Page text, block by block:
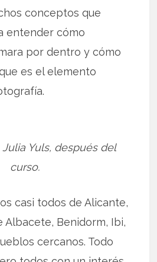
conceptos que
entender cómo
por dentro y cómo
es el elemento
Yuls, después del
curso.
casi todos de Alicante,
Albacete, Benidorm, Ibi,
cercanos. Todo